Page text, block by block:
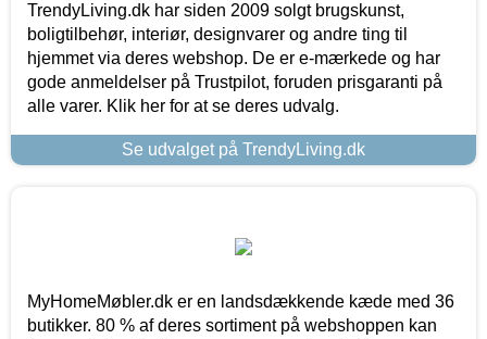
TrendyLiving.dk har siden 2009 solgt brugskunst,
boligtilbehør, interiør, designvarer og andre ting til
hjemmet via deres webshop. De er e-mærkede og har
gode anmeldelser på Trustpilot, foruden prisgaranti på
alle varer. Klik her for at se deres udvalg.
Se udvalget på TrendyLiving.dk
MyHomeMøbler.dk er en landsdækkende kæde med 36
butikker. 80 % af deres sortiment på webshoppen kan